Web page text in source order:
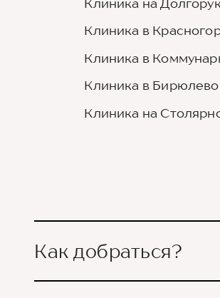
Клиника в
Клиника в
Клиника в
Клиника на
Как добраться?